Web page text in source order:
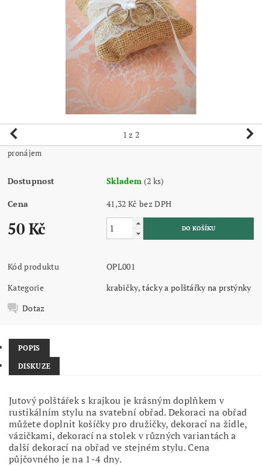
1 z 2
pronájem
Dostupnost Skladem (2 ks)
Cena 41,32 Kč bez DPH
50 Kč
Kód produktu
OPL001
Kategorie
krabičky, tácky a polštářky na prstýnky
Dotaz
POPIS
DISKUZE
Jutový polštářek s krajkou je krásným doplňkem v
rustikálním stylu na svatební obřad. Dekoraci na obřad
můžete doplnit košíčky pro družičky, dekorací na židle,
vázičkami, dekorací na stolek v různých variantách a
další dekorací na obřad ve stejném stylu. Cena
půjčovného je na 1-4 dny.